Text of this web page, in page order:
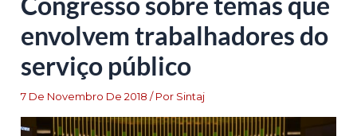
envolvem trabalhadores do
serviço público
7 De Novembro De 2018/ Por Sintaj